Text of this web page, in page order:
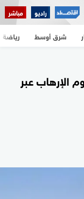
راديو مباشر
شرق أوسط رياضة
الإرهاب عبر